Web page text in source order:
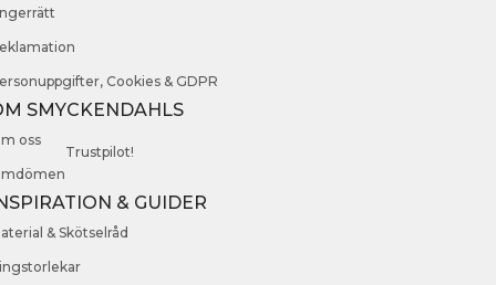
Cookies & GDPR
SMYCKENDAHLS
oss
Trustpilot!
& GUIDER
& Skötselråd